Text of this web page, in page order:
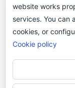
le quiten el
website works
services. You can
cookies, or
Cookie policy